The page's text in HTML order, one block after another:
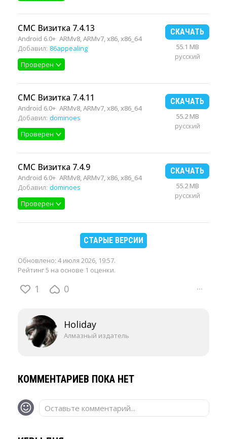
СМС Визитка 7.4.13
Android 6.0+ ARMv8, ARMv7, x86, x86_64
Добавил: 86appealing
Проверен
СКАЧАТЬ
55.1 MB
русский
СМС Визитка 7.4.11
Android 6.0+ ARMv8, ARMv7, x86, x86_64
Добавил: dominoes
Проверен
СКАЧАТЬ
55.2 MB
русский
СМС Визитка 7.4.9
Android 6.0+ ARMv8, ARMv7, x86, x86_64
Добавил: dominoes
Проверен
СКАЧАТЬ
55.2 MB
русский
СТАРЫЕ ВЕРСИИ
Обновлено: 4 июля 2026, 19:57.
Рейтинг 5 на основе 1 оценки.
1 0 ···
Holiday
Алмазный издатель
КОММЕНТАРИЕВ ПОКА НЕТ
Оставьте комментарий...